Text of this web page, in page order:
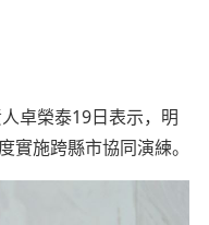
卓榮泰19日表示，明
實施跨縣市協同演練。